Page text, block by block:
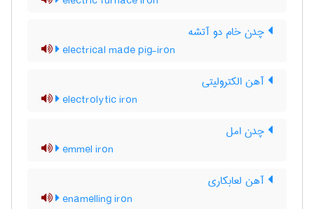
چدن خام دو آتشه
electrical made pig-iron
آهن الکترولیتی
electrolytic iron
چدن امل
emmel iron
آهن لعابکاری
enamelling iron